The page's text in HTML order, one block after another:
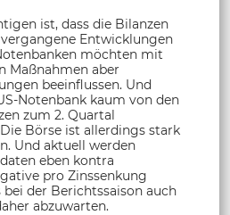
ist, dass die Bilanzen
Entwicklungen
möchten mit
Maßnahmen aber
beeinflussen. Und
Notenbank kaum von den
zum 2. Quartal
Börse ist allerdings stark
Und aktuell werden
eben kontra
pro Zinssenkung
der Berichtssaison auch
abzuwarten.